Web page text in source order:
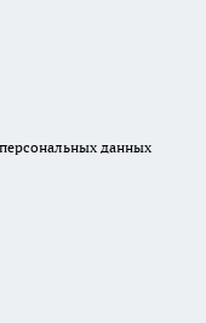
данных